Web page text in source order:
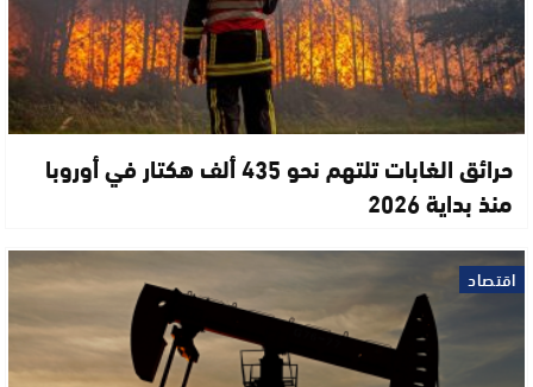
حرائق الغابات تلتهم نحو 435 ألف هكتار في أوروبا
منذ بداية 2026
اقتصاد